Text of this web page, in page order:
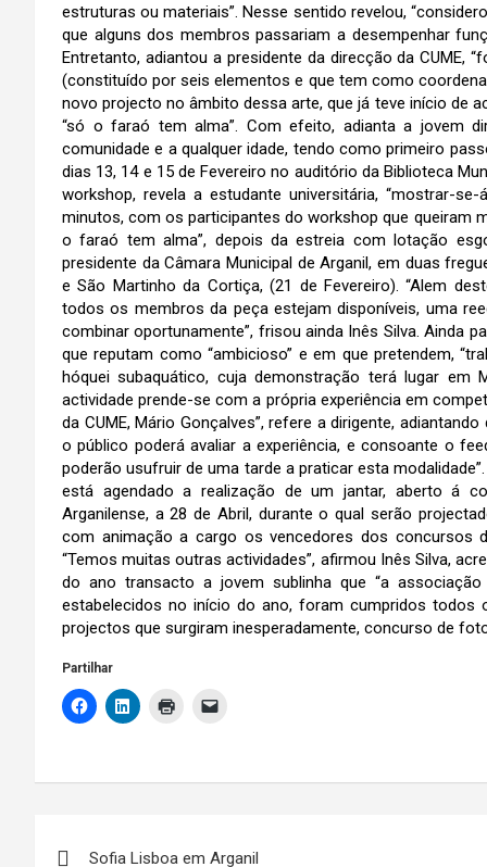
estruturas ou materiais”. Nesse sentido revelou,
que alguns dos membros passariam a desempenhar
Entretanto, adiantou a presidente da direcção da CUME,
(constituído por seis elementos e que tem como
novo projecto no âmbito dessa arte, que já teve início de
“só o faraó tem alma”. Com efeito, adianta a jovem
comunidade e a qualquer idade, tendo como primeiro
dias 13, 14 e 15 de Fevereiro no auditório da Biblioteca
workshop, revela a estudante universitária, “mostrar-
minutos, com os participantes do workshop que queiram
o faraó tem alma”, depois da estreia com lotação
presidente da Câmara Municipal de Arganil, em duas
e São Martinho da Cortiça, (21 de Fevereiro). “Alem
todos os membros da peça estejam disponíveis, uma
combinar oportunamente”, frisou ainda Inês Silva. Ainda
que reputam como “ambicioso” e em que pretendem,
hóquei subaquático, cuja demonstração terá lugar em
actividade prende-se com a própria experiência em
da CUME, Mário Gonçalves”, refere a dirigente,
o público poderá avaliar a experiência, e consoante o
poderão usufruir de uma tarde a praticar esta
está agendado a realização de um jantar, aberto á
Arganilense, a 28 de Abril, durante o qual serão
com animação a cargo os vencedores dos concursos
“Temos muitas outras actividades”, afirmou Inês Silva,
do ano transacto a jovem sublinha que “a
estabelecidos no início do ano, foram cumpridos
projectos que surgiram inesperadamente, concurso de
Partilhar
Sofia Lisboa em Arganil